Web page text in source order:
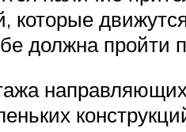
которые
должна